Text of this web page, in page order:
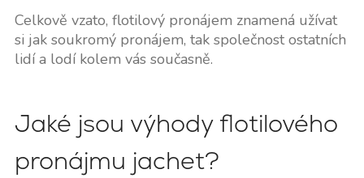
Celkově vzato, flotilový pronájem znamená užívat
si jak soukromý pronájem, tak společnost ostatních
lidí a lodí kolem vás současně.
Jaké jsou výhody flotilového
pronájmu jachet?